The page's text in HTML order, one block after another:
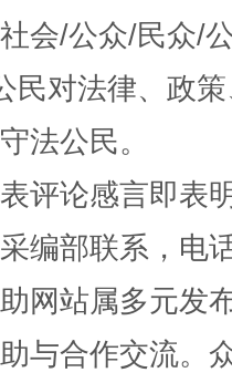
会/公众/民众/
民对法律、政
法公民。
评论感言即表
编部联系，电
网站属多元发
与合作交流。